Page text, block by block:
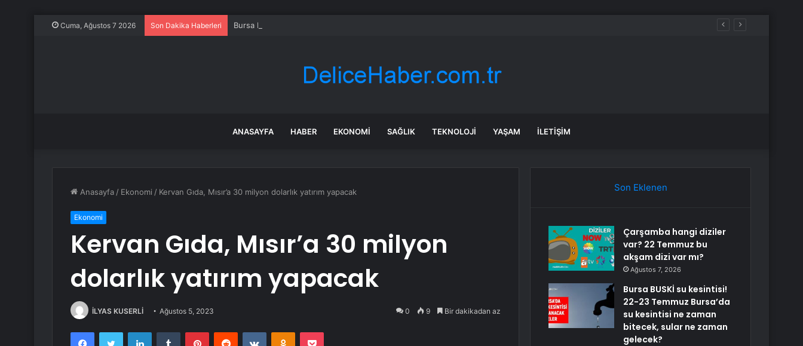
Cuma, Ağustos 7 2026 Son Dakika Haberleri Bursa BUSKİ su kesintisi! 22-23 Temmuz Bursa’da su kesintisi ne zaman bitecek, sular ne zaman gelecek?
ANASAYFA HABER EKONOMI SAĞLIK TEKNOLOJI YAŞAM İLETIŞIM
Anasayfa / Ekonomi / Kervan Gıda, Mısır’a 30 milyon dolarlık yatırım yapacak
Ekonomi
Kervan Gıda, Mısır’a 30 milyon
dolarlık yatırım yapacak
İLYAS KUSERLİ Ağustos 5, 2023 0 9 Bir dakikadan az
FacebookTwitter LinkedInTumblr PinterestReddit VKontakteOdnoklassniki
Pocket
Son Eklenen
Çarşamba hangi diziler
var? 22 Temmuz bu
akşam dizi var mı?
Ağustos 7, 2026
Bursa BUSKİ su kesintisi!
22-23 Temmuz Bursa’da
su kesintisi ne zaman
bitecek, sular ne zaman
gelecek?